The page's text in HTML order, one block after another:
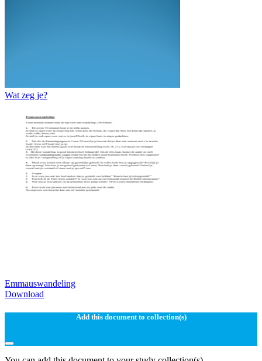
Wat zeg je?
Emmauswandeling
Download
Add this document to collection(s)